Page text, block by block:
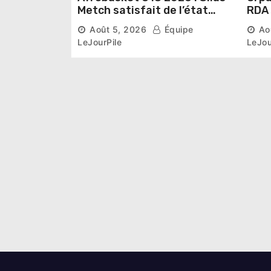
Metch satisfait de l’état
des infrastructures et
ambitieux pour les
Éléphants
Août 5, 2026
Équipe
LeJourPile
RDA « accuse » l’État de